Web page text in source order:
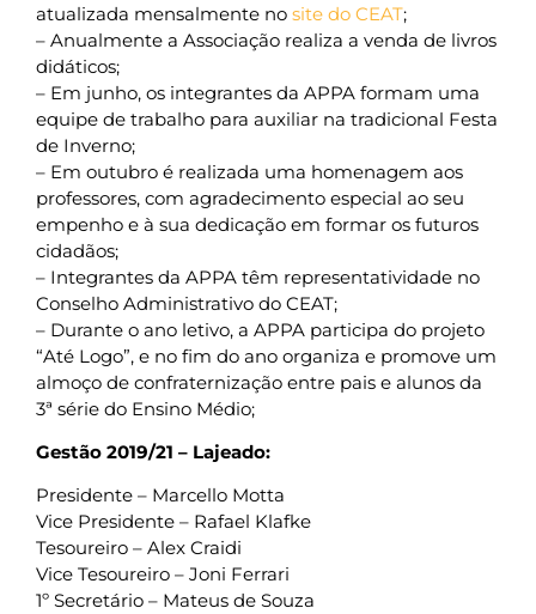
atualizada mensalmente no site do CEAT;
– Anualmente a Associação realiza a venda de livros
didáticos;
– Em junho, os integrantes da APPA formam uma
equipe de trabalho para auxiliar na tradicional Festa
de Inverno;
– Em outubro é realizada uma homenagem aos
professores, com agradecimento especial ao seu
empenho e à sua dedicação em formar os futuros
cidadãos;
– Integrantes da APPA têm representatividade no
Conselho Administrativo do CEAT;
– Durante o ano letivo, a APPA participa do projeto
“Até Logo”, e no fim do ano organiza e promove um
almoço de confraternização entre pais e alunos da
3ª série do Ensino Médio;
Gestão 2019/21 – Lajeado:
Presidente – Marcello Motta
Vice Presidente – Rafael Klafke
Tesoureiro – Alex Craidi
Vice Tesoureiro – Joni Ferrari
1º Secretário – Mateus de Souza